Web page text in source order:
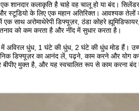
एक शानदार कलाकृति है चाहे वह चालू हो या बंद।
स्टूडियो के लिए एक महान अतिरिक्त। आवश्यक
साथ अरोमाथेरेपी डिफ्यूज़र, ठंडा कोहरे
को कम करता है और नींद में सुधार करता है।
धुंध, 1 घंटे की धुंध, 2 घंटे की धुंध मोड हैं। उच्च
डिफ्यूज़र का आनंद लें, पढ़ने, काम करने और योग
बीपीए मुक्त है, और यह स्वचालित रूप से काम